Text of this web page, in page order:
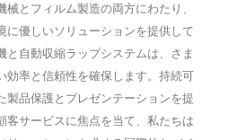
とフィルム製造の両方にわたり、
に優しいソリューションを提供して
と自動収縮ラップシステムは、さま
効率と信頼性を確保します。持続可
製品保護とプレゼンテーションを提
客サービスに焦点を当て、私たちは